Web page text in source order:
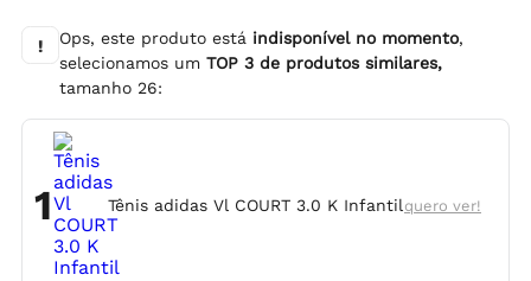
! Ops, este produto está indisponível no momento,
selecionamos umTOP3 de produtos similares,
tamanho 26:
1 Tênis adidas Vl COURT 3.0 K Infantil quero ver!